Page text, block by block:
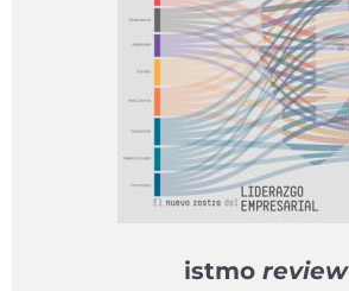
istmo review